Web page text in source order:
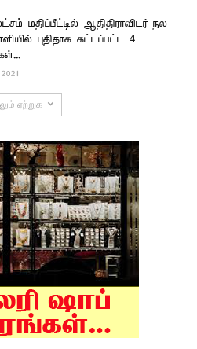
மதிப்பீட்டில் ஆதிதிராவிடர் நல
புதிதாக கட்டப்பட்ட 4
ஏற்றுக